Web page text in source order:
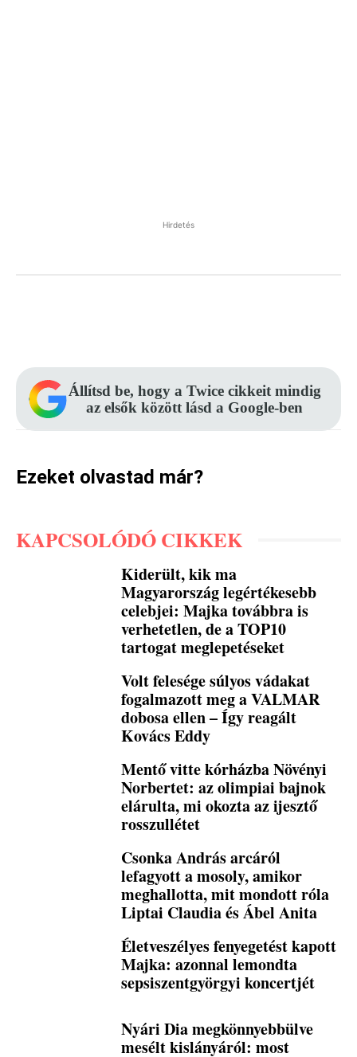
Hirdetés
Állítsd be, hogy a Twice cikkeit mindig
az elsők között lásd a Google-ben
Ezeket olvastad már?
KAPCSOLÓDÓ CIKKEK
Kiderült, kik ma
Magyarország legértékesebb
celebjei: Majka továbbra is
verhetetlen, de a TOP10
tartogat meglepetéseket
Volt felesége súlyos vádakat
fogalmazott meg a VALMAR
dobosa ellen – Így reagált
Kovács Eddy
Mentő vitte kórházba Növényi
Norbertet: az olimpiai bajnok
elárulta, mi okozta az ijesztő
rosszullétet
Csonka András arcáról
lefagyott a mosoly, amikor
meghallotta, mit mondott róla
Liptai Claudia és Ábel Anita
Életveszélyes fenyegetést kapott
Majka: azonnal lemondta
sepsiszentgyörgyi koncertjét
Nyári Dia megkönnyebbülve
mesélt kislányáról: most